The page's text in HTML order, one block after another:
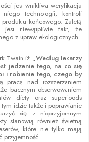
jest wnikliwa weryfikacja
niego technologii, kontroli
końcowego. Zaletą
jest niewątpliwie fakt, że
z upraw ekologicznych.
Twain iż „Według lekarzy
jedzenie tego, na co się
i robienie tego, czego by
pracą nad rozszerzaniem
bacznym obserwowaniem
diety oraz superfoods
idzie także i poprawianie
się z nieprzyjemnym
stanowią również świetną
które nie tylko mają
przyjemność.